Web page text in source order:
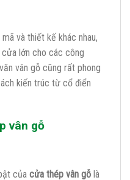
và thiết kế khác nhau,
lớn cho các công
vân gỗ cũng rất phong
kiến trúc từ cổ điển
vân gỗ
của cửa thép vân gỗ là